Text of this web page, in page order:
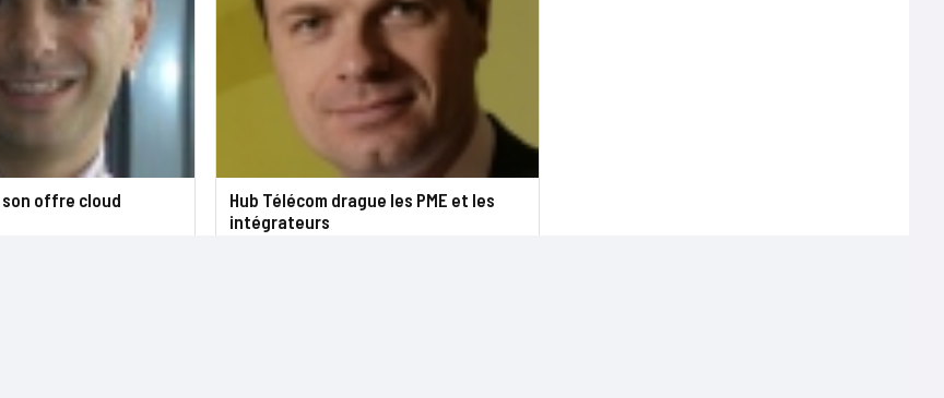
son offre cloud
Hub Télécom drague les PME et les
intégrateurs